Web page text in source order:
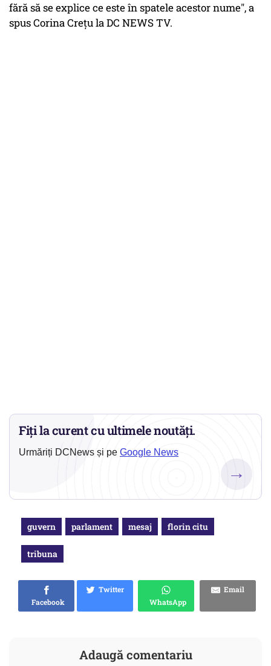
fără să se explice ce este în spatele acestor nume", a
spus Corina Creţu la DC NEWS TV.
Fiți la curent cu ultimele noutăți.
Urmăriți DCNews și pe Google News
→
guvern parlament mesaj florin citu
tribuna
Facebook
Twitter
WhatsApp
Email
Adaugă comentariu